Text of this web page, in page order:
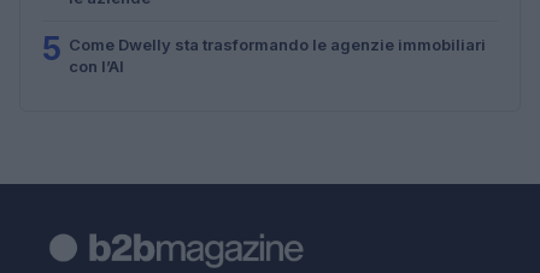
5 Come Dwelly sta trasformando le agenzie immobiliari
con l’AI